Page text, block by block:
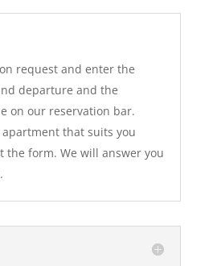
request and enter the
departure and the
on our reservation bar.
that suits you
the form. We will answer you